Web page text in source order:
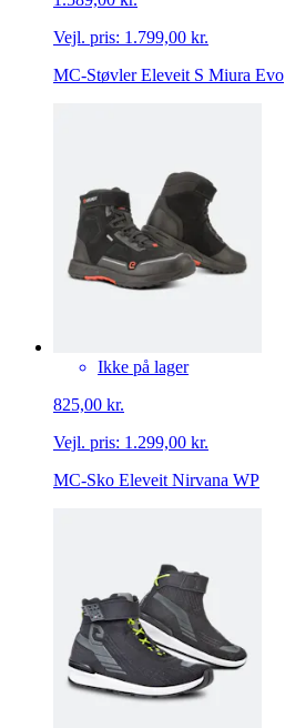
Vejl. pris: 1.799,00 kr.
MC-Støvler Eleveit S Miura Evo
Ikke på lager
825,00 kr.
Vejl. pris: 1.299,00 kr.
MC-Sko Eleveit Nirvana WP